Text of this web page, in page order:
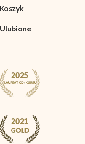
Koszyk
Ulubione